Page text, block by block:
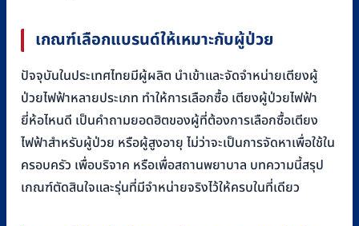
เกณฑ์เลือกแบรนด์ให้เหมาะกับผู้ป่วย
ปัจจุบันในประเทศไทยมีผู้ผลิต นำเข้าและจัดจำหน่ายเตียงผู้
ป่วยไฟฟ้าหลายประเภท ทำให้การเลือกซื้อ เตียงผู้ป่วยไฟฟ้า
ยี่ห้อไหนดี เป็นคำถามยอดฮิตของผู้ที่ต้องการเลือกซื้อเตียง
ไฟฟ้าสำหรับผู้ป่วย หรือผู้สูงอายุ ไม่ว่าจะเป็นการจัดหาเพื่อใช้ใน
ครอบครัว เพื่อบริจาค หรือเพื่อสถานพยาบาล บทความนี้สรุป
เกณฑ์ตัดสินใจและรุ่นที่มีจำหน่ายจริงไว้ให้ครบในที่เดียว